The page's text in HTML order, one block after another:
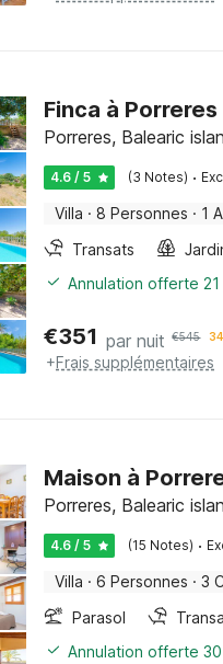
Finca à
Porreres, Balearic
4.6 / 5 (3 Notes) ·
Villa · 8 Personnes · 1
Transats
Annulation offerte
€351 par nuit €545
+Frais supplémentaires
Maison à
Porreres, Balearic
4.6 / 5 (15 Notes) ·
Villa · 6 Personnes · 3
Parasol
Annulation offerte